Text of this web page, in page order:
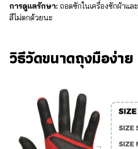
การดูแลรักษา:ถอดซักในเครื่องซักผ้าแ
สีไม่ตกด้วยนะ
วิธีวัดขนาดถุงมือง่า